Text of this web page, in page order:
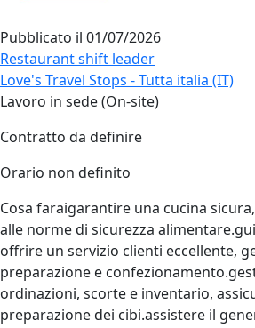
Pubblicato il 01/07/2026
Restaurant shift leader
Love's Travel Stops - Tutta italia (IT)
Lavoro in sede (On-site)
Contratto da definire
Orario non definito
Cosa faraigarantire una cucina
alle norme di sicurezza
offrire un servizio clienti eccellente,
preparazione e
ordinazioni, scorte e inventario,
preparazione dei cibi.assistere il